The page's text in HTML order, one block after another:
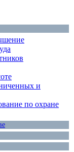
и
по охране